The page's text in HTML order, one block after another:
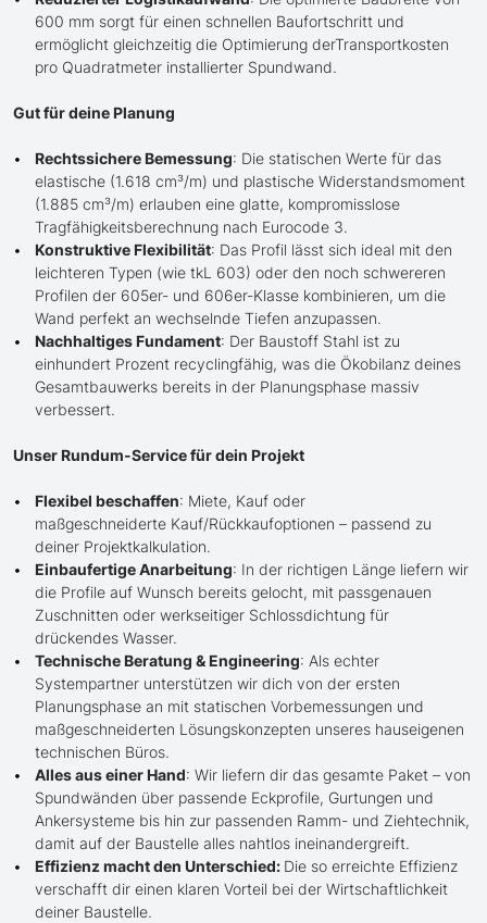
600 mm sorgt für einen schnellen Baufortschritt und
ermöglicht gleichzeitig die Optimierung derTransportkosten
pro Quadratmeter installierter Spundwand.
Gut für deine Planung
Rechtssichere Bemessung: Die statischen Werte für das
elastische (1.618 cm³/m) und plastische Widerstandsmoment
(1.885 cm³/m) erlauben eine glatte, kompromisslose
Tragfähigkeitsberechnung nach Eurocode 3.
Konstruktive Flexibilität: Das Profil lässt sich ideal mit den
leichteren Typen (wie tkL 603) oder den noch schwereren
Profilen der 605er- und 606er-Klasse kombinieren, um die
Wand perfekt an wechselnde Tiefen anzupassen.
Nachhaltiges Fundament: Der Baustoff Stahl ist zu
einhundert Prozent recyclingfähig, was die Ökobilanz deines
Gesamtbauwerks bereits in der Planungsphase massiv
verbessert.
Unser Rundum-Service für dein Projekt
Flexibel beschaffen: Miete, Kauf oder
maßgeschneiderte Kauf/Rückkaufoptionen – passend zu
deiner Projektkalkulation.
Einbaufertige Anarbeitung: In der richtigen Länge liefern wir
die Profile auf Wunsch bereits gelocht, mit passgenauen
Zuschnitten oder werkseitiger Schlossdichtung für
drückendes Wasser.
Technische Beratung & Engineering: Als echter
Systempartner unterstützen wir dich von der ersten
Planungsphase an mit statischen Vorbemessungen und
maßgeschneiderten Lösungskonzepten unseres hauseigenen
technischen Büros.
Alles aus einer Hand: Wir liefern dir das gesamte Paket – von
Spundwänden über passende Eckprofile, Gurtungen und
Ankersysteme bis hin zur passenden Ramm- und Ziehtechnik,
damit auf der Baustelle alles nahtlos ineinandergreift.
Effizienz macht den Unterschied: Die so erreichte Effizienz
verschafft dir einen klaren Vorteil bei der Wirtschaftlichkeit
deiner Baustelle.